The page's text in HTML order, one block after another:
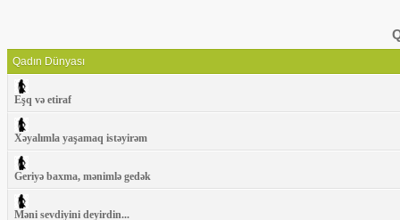
Qadın Dünyası
Eşq və etiraf
Xəyalımla yaşamaq istəyirəm
Geriyə baxma, mənimlə gedək
Məni sevdiyini deyirdin...